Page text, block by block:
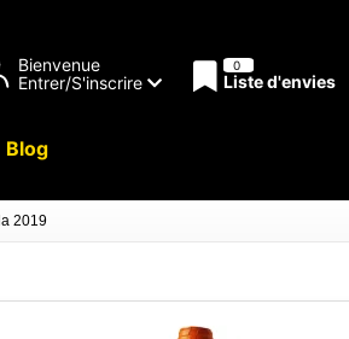
Bienvenue
Entrer/S'inscrire
0
Liste d'envies
Blog
2019